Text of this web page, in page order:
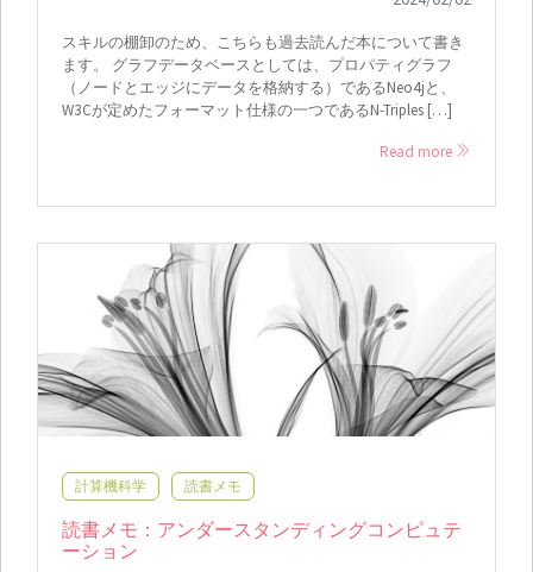
スキルの棚卸のため、こちらも過去読んだ本について書き
ます。 グラフデータベースとしては、プロパティグラフ
（ノードとエッジにデータを格納する）であるNeo4jと、
W3Cが定めたフォーマット仕様の一つであるN-Triples […]
Read more
計算機科学 読書メモ
読書メモ：アンダースタンディングコンピュテ
ーション